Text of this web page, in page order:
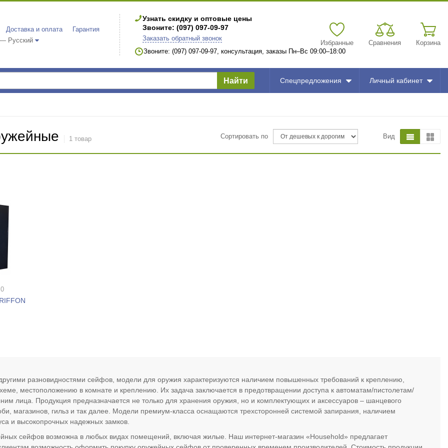
Доставка и оплата
Гарантия
Русский
Узнать скидку и оптовые цены
Звоните: (097) 097-09-97
Заказать обратный звонок
Звоните: (097) 097-09-97, консультация, заказы Пн–Вс 09:00–18:00
Избранные Сравнения Корзина
Найти Спецпредложения Личный кабинет
1 товар Сортировать по Вид
разновидностями сейфов, модели для оружия характеризуются наличием повышенных требований к креплению,
местоположению в комнате и креплению. Их задача заключается в предотвращении доступа к автоматам/пистолетам/
лица. Продукция предназначается не только для хранения оружия, но и комплектующих и аксессуаров – шанцевого
магазинов, гильз и так далее. Модели премиум-класса оснащаются трехсторонней системой запирания, наличием
и высокопрочных надежных замков.
сейфов возможна в любых видах помещений, включая жилые. Наш интернет-магазин «Household» предлагает